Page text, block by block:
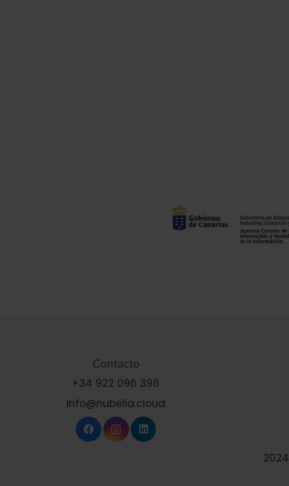
Contacto
+34 922 096 398
info@nubelia.cloud